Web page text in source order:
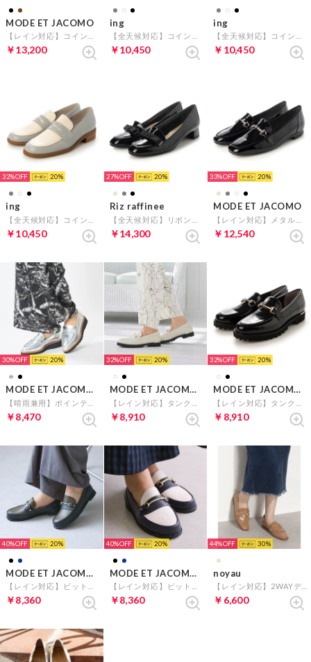
MODE ET JACOMO
￥13,200
ing
￥10,450
ing
￥10,450
32% 20
ing
￥10,450
27% 20
Riz raffinee
￥14,300
33% 20
MODE ET JACOMO
￥12,540
30% 20
MODE ET JACOMO carino
￥8,470
32% 20
MODE ET JACOMO carino
￥8,910
32% 20
MODE ET JACOMO carino
￥8,910
40% 20
MODE ET JACOMO carino
￥8,360
40% 20
MODE ET JACOMO carino
￥8,360
44% 30
noyau
￥6,600